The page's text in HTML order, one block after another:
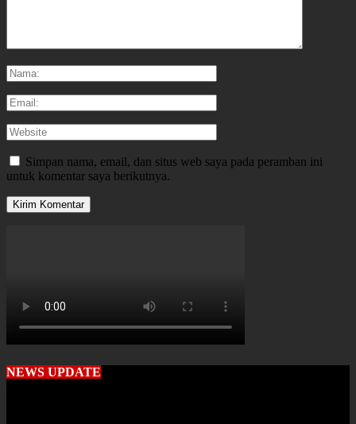
Simpan nama, email, dan situs web saya pada peramban ini
untuk komentar saya berikutnya.
NEWS UPDATE